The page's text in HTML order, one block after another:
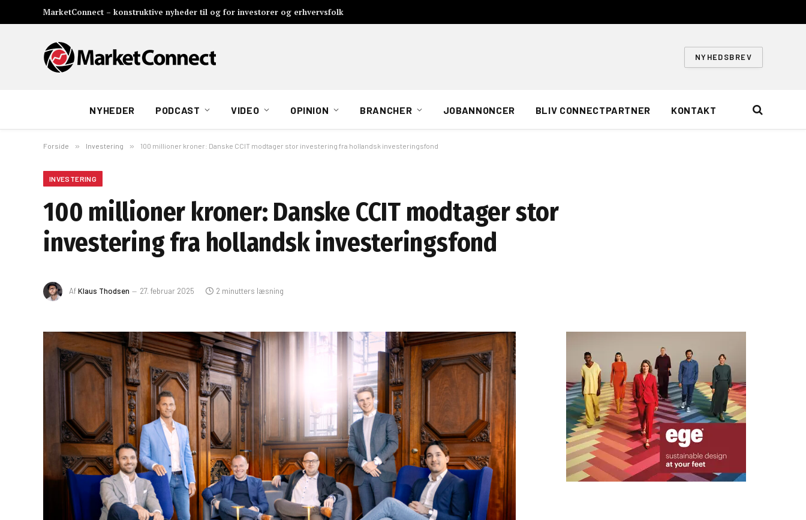
MarketConnect – konstruktive nyheder til og for investorer og erhvervsfolk
NYHEDSBREV
NYHEDER PODCAST VIDEO OPINION BRANCHER JOBANNONCER BLIV CONNECTPARTNER KONTAKT
Forside » Investering » 100 millioner kroner: Danske CCIT modtager stor investering fra hollandsk investeringsfond
INVESTERING
100 millioner kroner: Danske CCIT modtager stor
investering fra hollandsk investeringsfond
AfKlaus Thodsen 27. februar 2025 2 minutters læsning